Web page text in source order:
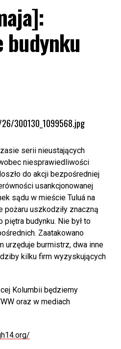
budynku
serii nieustających
niesprawiedliwości
do akcji bezpośredniej
usankcjonowanej
sądu w mieście Tuluá na
pożaru uszkodziły znaczną
budynku. Nie był to
Zaatakowano
urzęduje burmistrz, dwa inne
kilku firm wyzyskujących
Kolumbii będziemy
oraz w mediach